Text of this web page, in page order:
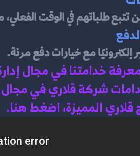
تتبع طلباتهم في الوقت
إلكترونيًا مع خيارات دفع مرنة.
خدامتنا في مجال
شركة قلاري في مجال
قلاري المميزة، اضغط هنا.